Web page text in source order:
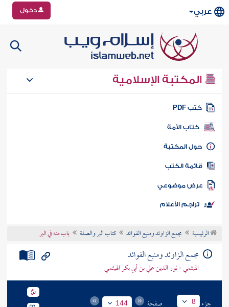
عربي دخول
المكتبة الإسلامية
كتب PDF
كتاب الأمة
المكتبة
الكتب
موضوعي
تراجم الأعلام
الرئيسية مجمع الزاوئد ومنبع الفوائد كتاب البر والصلة باب منه في البر
مجمع الزاوئد ومنبع الفوائد
الهيثمي - نور الدين علي بن أبي بكر الهيثمي
جزء 8 صفحة 144